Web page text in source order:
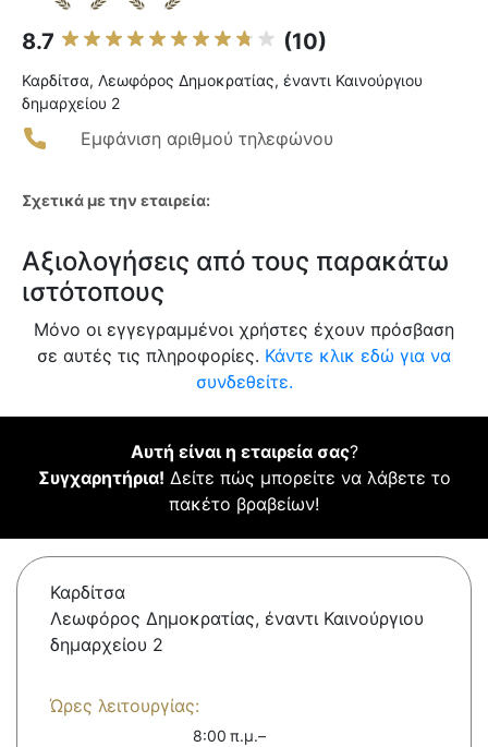
8.7 (10)
Καρδίτσα, Λεωφόρος Δημοκρατίας, έναντι Καινούργιου
δημαρχείου 2
Εμφάνιση αριθμού τηλεφώνου
Σχετικά με την εταιρεία:
Αξιολογήσεις από τους παρακάτω
ιστότοπους
Μόνο οι εγγεγραμμένοι χρήστες έχουν πρόσβαση
σε αυτές τις πληροφορίες. Κάντε κλικ εδώ για να
συνδεθείτε.
Αυτή είναι η εταιρεία σας?
Συγχαρητήρια! Δείτε πώς μπορείτε να λάβετε το
πακέτο βραβείων!
Καρδίτσα
Λεωφόρος Δημοκρατίας, έναντι Καινούργιου
δημαρχείου 2
Ώρες λειτουργίας:
8:00 π.μ.–